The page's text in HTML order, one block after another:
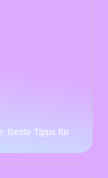
Beste Tipps für